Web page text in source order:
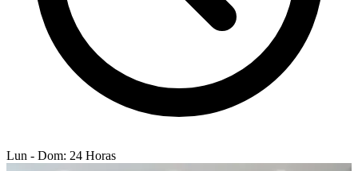
Lun - Dom: 24 Horas